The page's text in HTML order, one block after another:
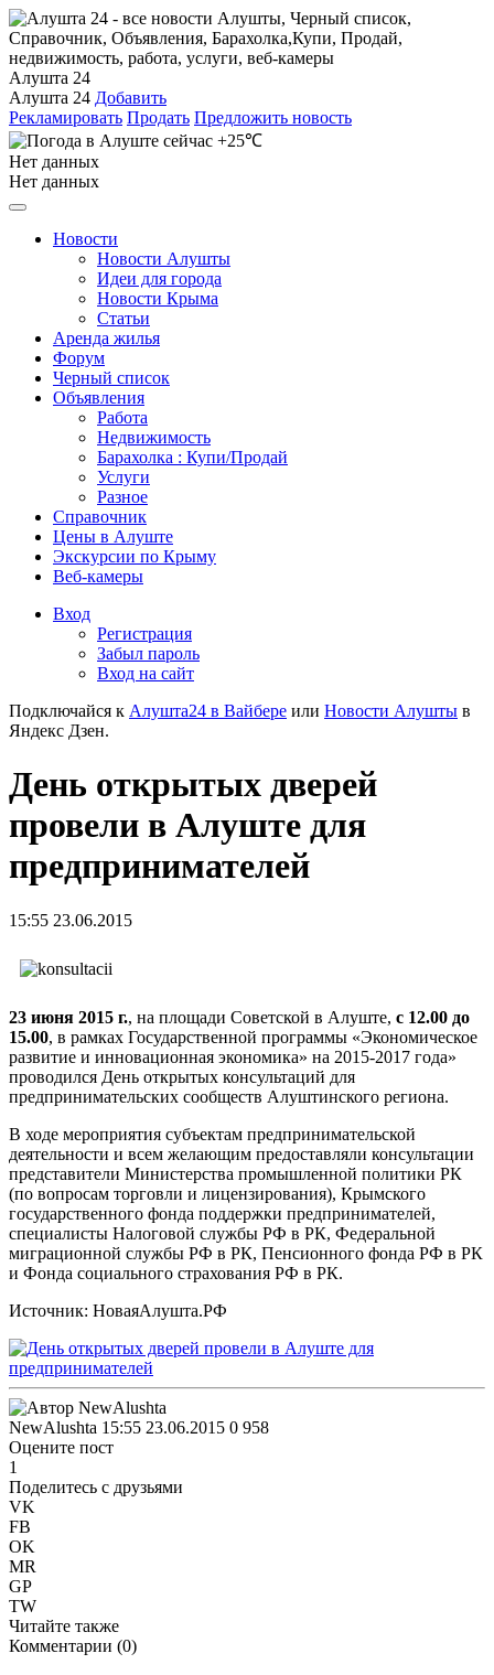
Алушта 24
Алушта 24 Добавить
Рекламировать Продать Предложить новость
+25℃
Нет данных
Нет данных
Новости
Новости Алушты
Идеи для города
Новости Крыма
Статьи
Аренда жилья
Форум
Черный список
Объявления
Работа
Недвижимость
Барахолка : Купи/Продай
Услуги
Разное
Справочник
Цены в Алуште
Экскурсии по Крыму
Веб-камеры
Вход
Регистрация
Забыл пароль
Вход на сайт
Подключайся к Алушта24 в Вайбере или Новости Алушты в
Яндекс Дзен.
День открытых дверей
провели в Алуште для
предпринимателей
15:55 23.06.2015
23 июня 2015 г., на площади Советской в Алуште, с 12.00 до
15.00, в рамках Государственной программы «Экономическое
развитие и инновационная экономика» на 2015-2017 года»
проводился День открытых консультаций для
предпринимательских сообществ Алуштинского региона.
В ходе мероприятия субъектам предпринимательской
деятельности и всем желающим предоставляли консультации
представители Министерства промышленной политики РК
(по вопросам торговли и лицензирования), Крымского
государственного фонда поддержки предпринимателей,
специалисты Налоговой службы РФ в РК, Федеральной
миграционной службы РФ в РК, Пенсионного фонда РФ в РК
и Фонда социального страхования РФ в РК.
Источник: НоваяАлушта.РФ
NewAlushta 15:55 23.06.2015 0 958
Оцените пост
1
Поделитесь с друзьями
VK
FB
OK
MR
GP
TW
Читайте также
Комментарии (0)